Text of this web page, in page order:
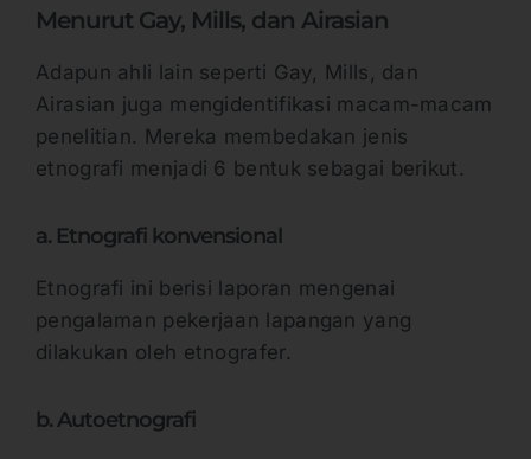
Menurut Gay, Mills, dan Airasian
Adapun ahli lain seperti Gay, Mills, dan
Airasian juga mengidentifikasi macam-macam
penelitian. Mereka membedakan jenis
etnografi menjadi 6 bentuk sebagai berikut.
a. Etnografi konvensional
Etnografi ini berisi laporan mengenai
pengalaman pekerjaan lapangan yang
dilakukan oleh etnografer.
b. Autoetnografi